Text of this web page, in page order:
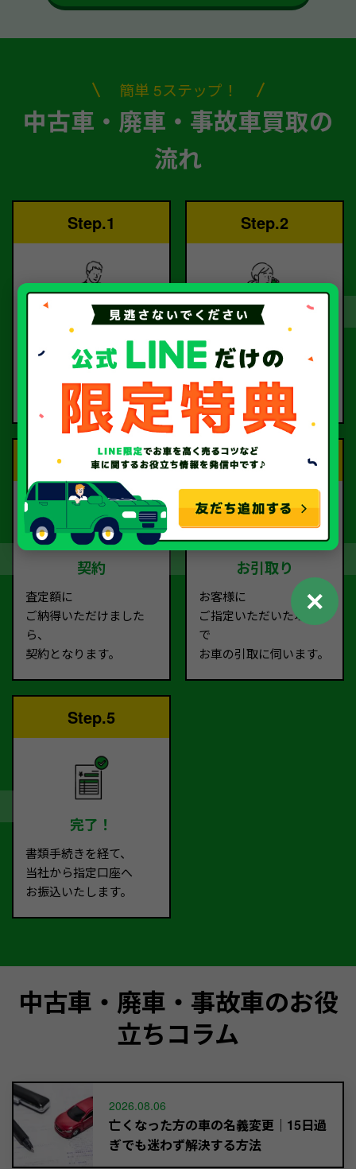
簡単 5ステップ！
中古車・廃車・事故車買取の
流れ
Step.1
ご依頼
お電話または査定フォー
ご依頼ください。
Step.2
査定
査定のプロが
お電話で回答いたしま
す。
Step.3
契約
査定額に
ご納得いただけました
ら、
契約となります。
Step.4
お引取り
お客様に
ご指定いただいた場所ま
で
お車の引取に伺います。
Step.5
完了！
書類手続きを経て、
当社から指定口座へ
お振込いたします。
中古車・廃車・事故車のお役
立ちコラム
2026.08.06
亡くなった方の車の名義変更｜15日過
ぎでも迷わず解決する方法
✕